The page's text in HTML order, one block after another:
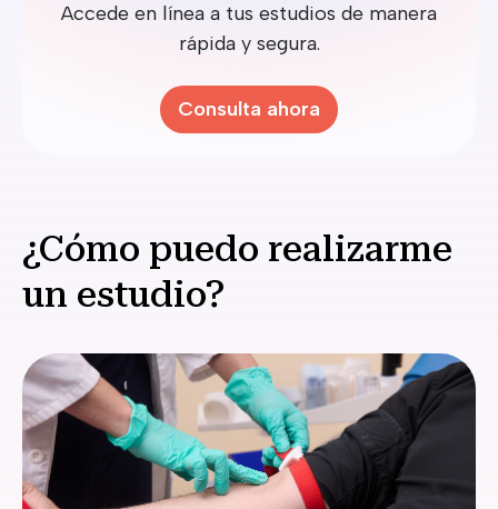
Accede en línea a tus estudios de manera
rápida y segura.
Consulta ahora
¿Cómo puedo realizarme
un estudio?